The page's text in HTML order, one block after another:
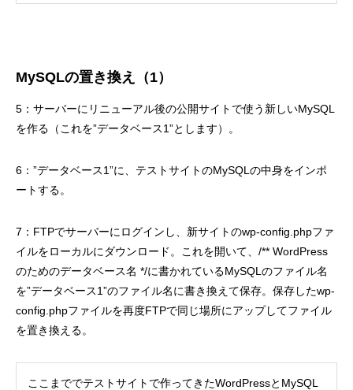
MySQLの置き換え（1）
5：サーバーにリニューアル後の公開サイトで使う新しいMySQL
を作る（これを”データベース1”とします）。
6：”データベース1”に、テストサイトのMySQLの中身をインポ
ートする。
7：FTPでサーバーにログインし、新サイトのwp-config.phpファ
イルをローカルにダウンロード。これを開いて、/** WordPress
のためのデータベース名 */に書かれているMySQLのファイル名
を”データベース1”のファイル名に書き換えて保存。保存したwp-
config.phpファイルを再度FTPで同じ場所にアップしてファイル
を置き換える。
ここまででテストサイトで作ってきたWordPressとMySQL